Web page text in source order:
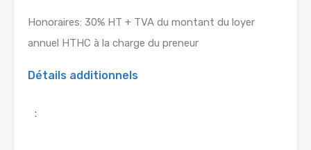
Honoraires: 30% HT + TVA du montant du loyer
annuel HTHC à la charge du preneur
Détails additionnels
: